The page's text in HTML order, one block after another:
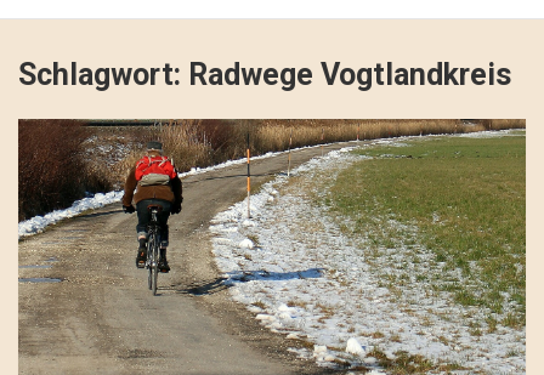
Schlagwort: Radwege Vogtlandkreis